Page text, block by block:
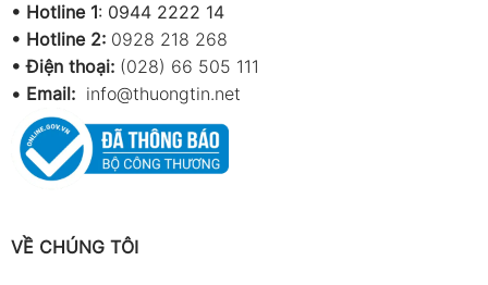
• Hotline 1: 0944 2222 14
• Hotline 2: 0928 218 268
• Điện thoại: (028) 66 505 111
• Email: info@thuongtin.net
VỀ CHÚNG TÔI